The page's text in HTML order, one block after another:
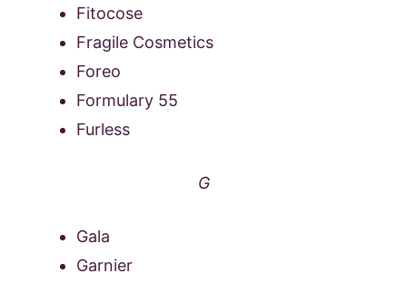
Fitocose
Fragile Cosmetics
Foreo
Formulary 55
Furless
G
Gala
Garnier